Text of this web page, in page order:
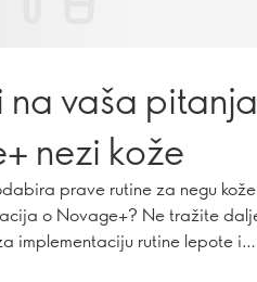
vaša pitanja
nezi kože
prave rutine za negu kože
Ne tražite dalje!
implementaciju rutine lepote i